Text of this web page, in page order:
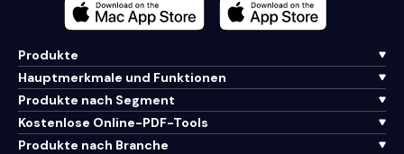
Produkte
Hauptmerkmale und Funktionen
Produkte nach Segment
Kostenlose Online-PDF-Tools
Produkte nach Branche